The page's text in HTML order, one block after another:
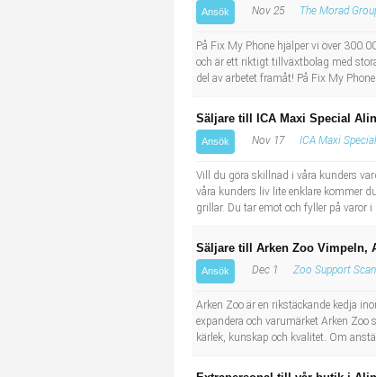
Ansök Nov 25 The Morad
På Fix My Phone hjälper vi över
och är ett riktigt tillväxtbolag med
del av arbetet framåt! På Fix My
Säljare till ICA Maxi Special
Ansök Nov 17 ICA Maxi
Vill du göra skillnad i våra kunders
våra kunders liv lite enklare kommer
grillar. Du tar emot och fyller på
Säljare till Arken Zoo Vimpeln,
Ansök Dec 1 Zoo Support
Arken Zoo är en rikstäckande kedja
expandera och varumärket Arken
kärlek, kunskap och kvalitet. Om